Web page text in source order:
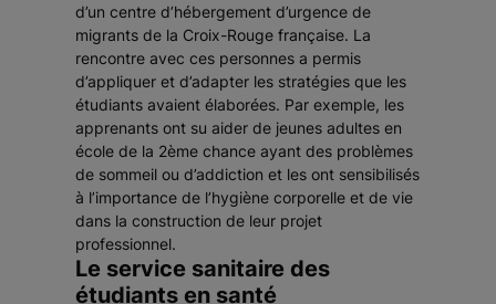
d’un centre d’hébergement d’urgence de
migrants de la Croix-Rouge française. La
rencontre avec ces personnes a permis
d’appliquer et d’adapter les stratégies que les
étudiants avaient élaborées. Par exemple, les
apprenants ont su aider de jeunes adultes en
école de la 2ème chance ayant des problèmes
de sommeil ou d’addiction et les ont sensibilisés
à l’importance de l’hygiène corporelle et de vie
dans la construction de leur projet
professionnel.
Le service sanitaire des
étudiants en santé